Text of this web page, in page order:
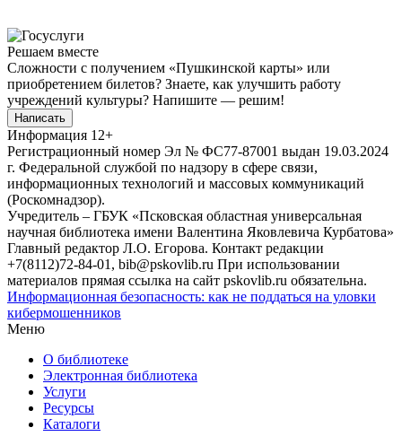
Решаем вместе
Сложности с получением «Пушкинской карты» или
приобретением билетов? Знаете, как улучшить работу
учреждений культуры? Напишите — решим!
Написать
Информация 12+
Регистрационный номер Эл № ФС77-87001 выдан 19.03.2024
г. Федеральной службой по надзору в сфере связи,
информационных технологий и массовых коммуникаций
(Роскомнадзор).
Учредитель – ГБУК «Псковская областная универсальная
научная библиотека имени Валентина Яковлевича Курбатова»
Главный редактор Л.О. Егорова. Контакт редакции
+7(8112)72-84-01, bib@pskovlib.ru При использовании
материалов прямая ссылка на сайт pskovlib.ru обязательна.
Информационная безопасность: как не поддаться на уловки
кибермошенников
Меню
О библиотеке
Электронная библиотека
Услуги
Ресурсы
Каталоги